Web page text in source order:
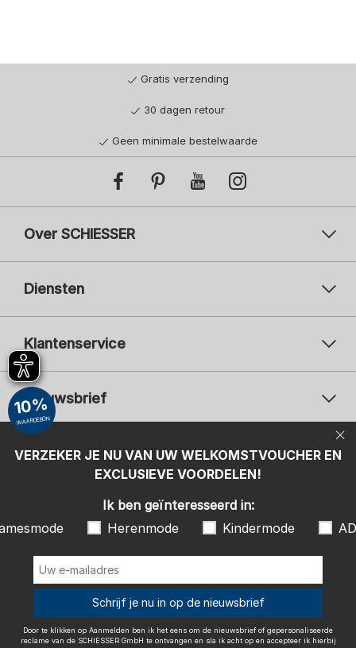
Gratis verzending
30 dagen retour
Geen minimale bestelwaarde
Over SCHIESSER
Diensten
Klantenservice
Nieuwsbrief
Uw
Uw e-mailadres
Aanmelden
Herenmode
ADIDAS
Door te klikken op Aanmelden ben ik het eens om de nieuwsbrief of
gepersonaliseerde reclame van de SCHIESSER GmbH te ontvangen en
sla ik acht op en accepteer ik hierbij ook de instructies en uitleg in de
, in het bijzonder de instructies onder het item
effect naar de toekomst intrekken.
Betaalwijzen
Wij bezorgen met
VERZEKER JE NU VAN UW WELKOMSTVOUCHER EN
EXCLUSIEVE VOORDELEN!
10%
WAARDEBON
Ik ben geïnteresseerd in:
Herenmode Kindermode
Schrijf je nu in op de nieuwsbrief
Door te klikken op Aanmelden ben ik het eens om de nieuwsbrief of gepersonaliseerde
reclame van de SCHIESSER GmbH te ontvangen en sla ik acht op en accepteer ik hierbij